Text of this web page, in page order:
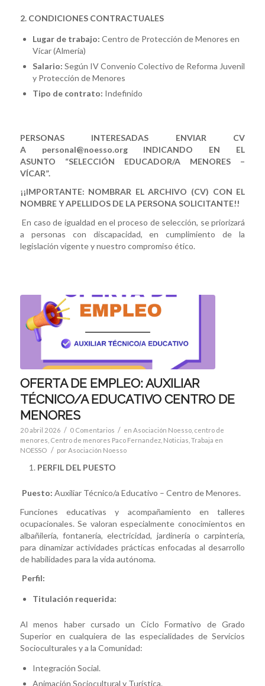
2. CONDICIONES CONTRACTUALES
Lugar de trabajo: Centro de Protección de Menores en
Vícar (Almería)
Salario: Según IV Convenio Colectivo de Reforma Juvenil
y Protección de Menores
Tipo de contrato: Indefinido
PERSONAS INTERESADAS ENVIAR CV
A personal@noesso.org INDICANDO EN EL
ASUNTO “SELECCIÓN EDUCADOR/A MENORES –
VÍCAR”.
¡¡IMPORTANTE: NOMBRAR EL ARCHIVO (CV) CON EL
NOMBRE Y APELLIDOS DE LA PERSONA SOLICITANTE!!
En caso de igualdad en el proceso de selección, se priorizará
a personas con discapacidad, en cumplimiento de la
legislación vigente y nuestro compromiso ético.
OFERTA DE EMPLEO: AUXILIAR
TÉCNICO/A EDUCATIVO CENTRO DE
MENORES
20 abril 2026 / 0 Comentarios / en Asociación Noesso, centro de
menores Centro de menores Paco Fernandez, Noticias Trabaja en
NOESSO / porAsociación Noesso
PERFIL DEL PUESTO
Puesto: Auxiliar Técnico/a Educativo – Centro de Menores.
Funciones educativas y acompañamiento en talleres
ocupacionales. Se valoran especialmente conocimientos en
albañilería, fontanería, electricidad, jardinería o carpintería,
para dinamizar actividades prácticas enfocadas al desarrollo
de habilidades para la vida autónoma.
Perfil:
Titulación requerida:
Al menos haber cursado un Ciclo Formativo de Grado
Superior en cualquiera de las especialidades de Servicios
Socioculturales y a la Comunidad:
Integración Social.
Animación Sociocultural y Turística.